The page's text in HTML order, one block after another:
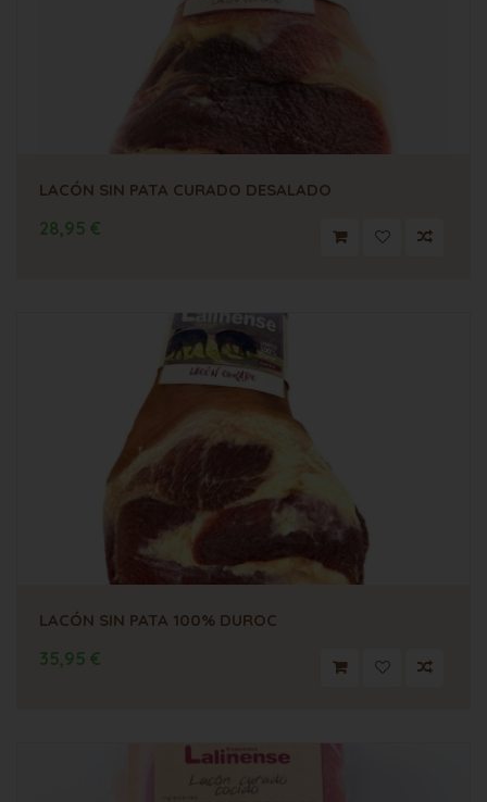
LACÓN SIN PATA CURADO DESALADO
28,95 €
LACÓN SIN PATA 100% DUROC
35,95 €